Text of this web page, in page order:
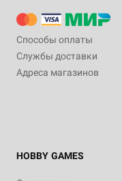
Способы оплаты
Службы доставки
Адреса магазинов
HOBBY GAMES